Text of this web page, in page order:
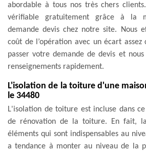
abordable à tous nos très chers
vérifiable gratuitement grâce à la
demande devis chez notre site. Nous
coût de l’opération avec un écart assez
passer votre demande de devis et
renseignements rapidement.
L'isolation de la toiture d'une
le 34480
L'isolation de toiture est incluse dans
de rénovation de la toiture. En fait,
éléments qui sont indispensables au
a tendance à monter au niveau de la